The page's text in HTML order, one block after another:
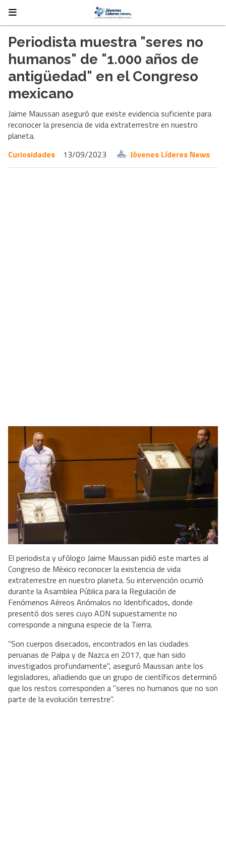
Periodista muestra "seres no
humanos" de "1.000 años de
antigüedad" en el Congreso
mexicano
Jaime Maussan aseguró que existe evidencia suficiente para
reconocer la presencia de vida extraterrestre en nuestro
planeta.
Curiosidades
13/09/2023 Jóvenes Líderes News
El periodista y ufólogo Jaime Maussan pidió este martes al
Congreso de México reconocer la existencia de vida
extraterrestre en nuestro planeta. Su intervención ocurrió
durante la Asamblea Pública para la Regulación de
Fenómenos Aéreos Anómalos no Identificados, donde
presentó dos seres cuyo ADN supuestamente no
corresponde a ninguna especie de la Tierra.
"Son cuerpos disecados, encontrados en las ciudades
peruanas de Palpa y de Nazca en 2017, que han sido
investigados profundamente", aseguró Maussan ante los
legisladores, añadiendo que un grupo de científicos determinó
que los restos corresponden a "seres no humanos que no son
parte de la evolución terrestre".